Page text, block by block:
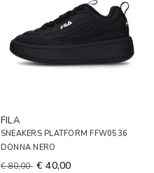
FILA
SNEAKERS PLATFORM FFW0536
DONNA NERO
€ 80,00 € 40,00